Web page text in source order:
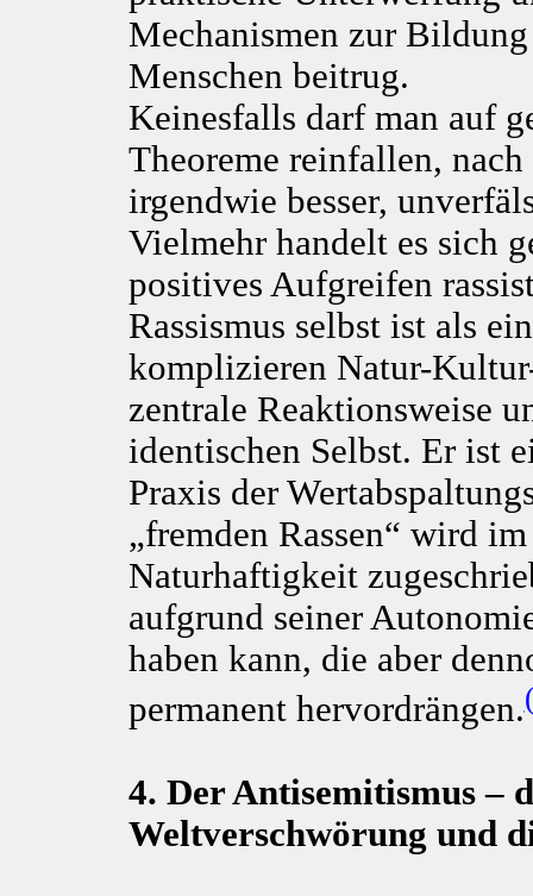
Mechanismen zur
Menschen beitrug.
Keinesfalls darf man auf
Theoreme reinfallen,
irgendwie besser,
Vielmehr handelt es sich
positives Aufgreifen
Rassismus selbst ist als
komplizieren Natur-
zentrale Reaktionsweise
identischen Selbst. Er ist
Praxis der
„fremden Rassen“ wird
Naturhaftigkeit
aufgrund seiner
haben kann, die aber
permanent hervordrängen.
4. Der Antisemitismus –
Weltverschwörung und